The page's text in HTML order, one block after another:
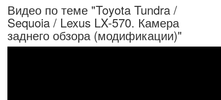
Видео по теме "Toyota Tundra /
Sequoia / Lexus LX-570. Камера
заднего обзора (модификации)"